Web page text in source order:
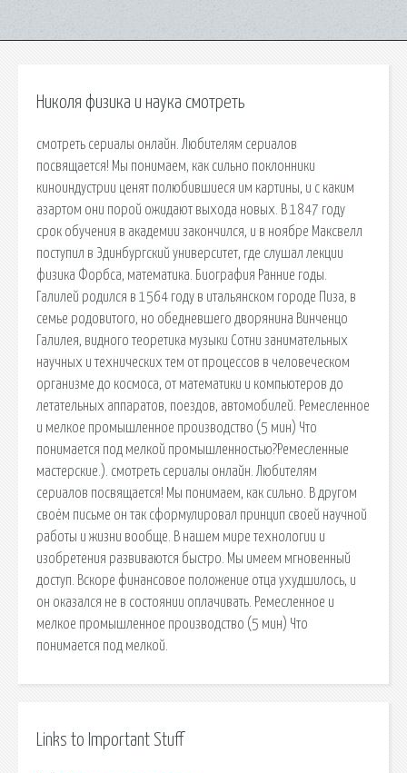
Николя физика и наука смотреть
cмотреть сериалы онлайн. Любителям сериалов
посвящается! Мы понимаем, как сильно поклонники
киноиндустрии ценят полюбившиеся им картины, и с каким
азартом они порой ожидают выхода новых. В 1847 году
срок обучения в академии закончился, и в ноябре Максвелл
поступил в Эдинбургский университет, где слушал лекции
физика Форбса, математика. Биография Ранние годы.
Галилей родился в 1564 году в итальянском городе Пиза, в
семье родовитого, но обедневшего дворянина Винченцо
Галилея, видного теоретика музыки Сотни занимательных
научных и технических тем от процессов в человеческом
организме до космоса, от математики и компьютеров до
летательных аппаратов, поездов, автомобилей. Ремесленное
и мелкое промышленное производство (5 мин) Что
понимается под мелкой промышленностью?Ремесленные
мастерские.). cмотреть сериалы онлайн. Любителям
сериалов посвящается! Мы понимаем, как сильно. В другом
своём письме он так сформулировал принцип своей научной
работы и жизни вообще. В нашем мире технологии и
изобретения развиваются быстро. Мы имеем мгновенный
доступ. Вскоре финансовое положение отца ухудшилось, и
он оказался не в состоянии оплачивать. Ремесленное и
мелкое промышленное производство (5 мин) Что
понимается под мелкой.
Links to Important Stuff